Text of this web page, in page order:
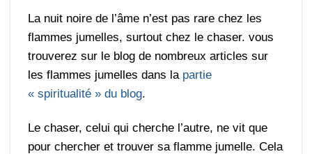
La nuit noire de l’âme n’est pas rare chez les
flammes jumelles, surtout chez le chaser. vous
trouverez sur le blog de nombreux articles sur
les flammes jumelles dans lapartie
« spiritualité » du blog.
Le chaser, celui qui cherche l’autre, ne vit que
pour chercher et trouver sa flamme jumelle. Cela